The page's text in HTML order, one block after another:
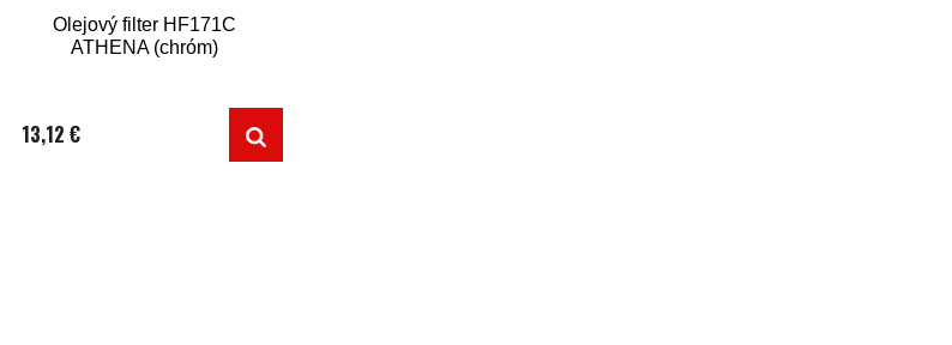
Olejový filter HF171C
ATHENA (chróm)
13,12 €